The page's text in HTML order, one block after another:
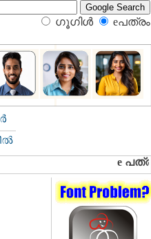
ഗൂഗിള്‍ eപത്രം‍